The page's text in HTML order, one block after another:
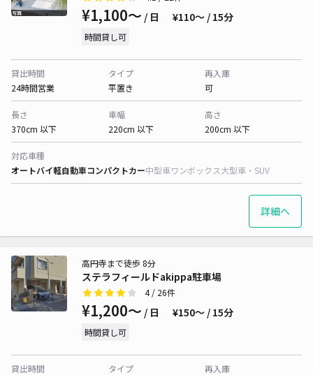
¥1,100〜 / 日 ¥110〜 / 15分
時間貸し可
貸出時間
24時間営業
タイプ
平置き
再入庫
可
長さ
370cm 以下
車幅
220cm 以下
高さ
200cm 以下
対応車種
オートバイ軽自動車コンパクトカー中型車ワンボックス大型車・SUV
詳細へ
ステラフィールドakippa駐車場
高円寺まで徒歩 8分
4/ 26件
¥1,200〜 / 日 ¥150〜 / 15分
時間貸し可
貸出時間
タイプ
再入庫